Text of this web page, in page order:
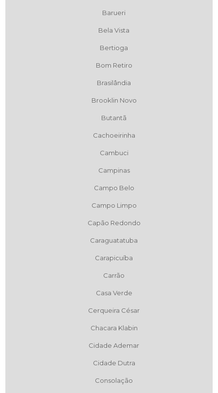
Barueri
Bela Vista
Bertioga
Bom Retiro
Brasilândia
Brooklin Novo
Butantã
Cachoeirinha
Cambuci
Campinas
Campo Belo
Campo Limpo
Capão Redondo
Caraguatatuba
Carapicuíba
Carrão
Casa Verde
Cerqueira César
Chacara Klabin
Cidade Ademar
Cidade Dutra
Consolação